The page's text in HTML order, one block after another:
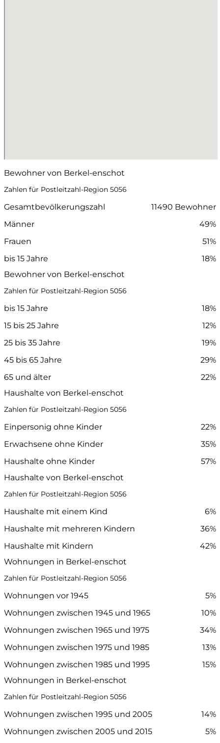
Bewohner von Berkel-enschot
Zahlen für Postleitzahl-Region 5056
Gesamtbevölkerungszahl
11490 Bewohner
Männer
49%
Frauen
51%
bis 15 Jahre
18%
Bewohner von Berkel-enschot
Zahlen für Postleitzahl-Region 5056
bis 15 Jahre
18%
15 bis 25 Jahre
12%
25 bis 35 Jahre
19%
45 bis 65 Jahre
29%
65 und älter
22%
Haushalte von Berkel-enschot
Zahlen für Postleitzahl-Region 5056
Einpersonig ohne Kinder
22%
Erwachsene ohne Kinder
35%
Haushalte ohne Kinder
57%
Haushalte von Berkel-enschot
Zahlen für Postleitzahl-Region 5056
Haushalte mit einem Kind
6%
Haushalte mit mehreren Kindern
36%
Haushalte mit Kindern
42%
Wohnungen in Berkel-enschot
Zahlen für Postleitzahl-Region 5056
Wohnungen vor 1945
5%
Wohnungen zwischen 1945 und 1965
10%
Wohnungen zwischen 1965 und 1975
34%
Wohnungen zwischen 1975 und 1985
13%
Wohnungen zwischen 1985 und 1995
15%
Wohnungen in Berkel-enschot
Zahlen für Postleitzahl-Region 5056
Wohnungen zwischen 1995 und 2005
14%
Wohnungen zwischen 2005 und 2015
5%